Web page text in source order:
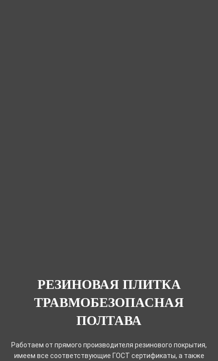
РЕЗИНОВАЯ ПЛИТКА
ТРАВМОБЕЗОПАСНАЯ
ПОЛТАВА
Работаем от прямого производителя резинового покрытия,
имеем все соответствующие ГОСТ сертификаты, а также